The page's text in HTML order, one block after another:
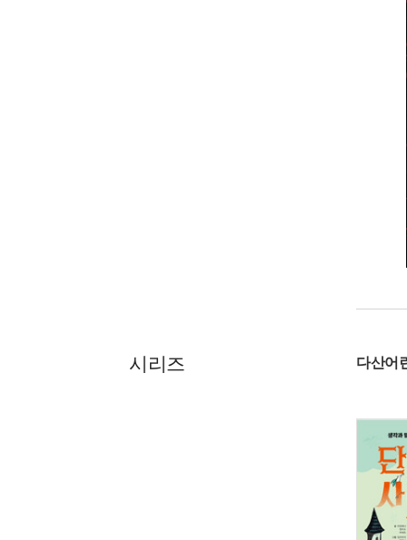
시리즈 다산어